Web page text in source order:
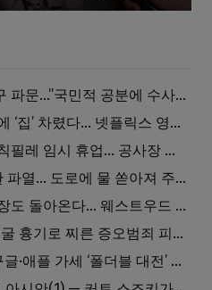
외신들도 주목한 한국축구 파문…”국민적 공분에 수사 재개”
선셋 블루버드 광고판 위에 ‘집’ 차렸다… 넷플릭스 영화 홍보 이색 퍼포먼스
헐리우드 선셋 블루버드 칙필레 임시 휴업… 공사장 담장은 낙서로 뒤덮여
헐리우드힐스서 상수도관 파열… 도로에 물 쏟아져 주민 약 100명 피해
극장가 부활에 역사적 극장도 돌아온다… 웨스트우드 ‘브루인 극장’ 10월 재개장 추진
LA 메트로 버스서 승객 얼굴 흉기로 찌른 증오범죄 피고인, 종신형에 징역 7년 추가 선고
삼성 144만대 신기록 … 구글·애플 가세 ‘폴더블 대전’ 열린다